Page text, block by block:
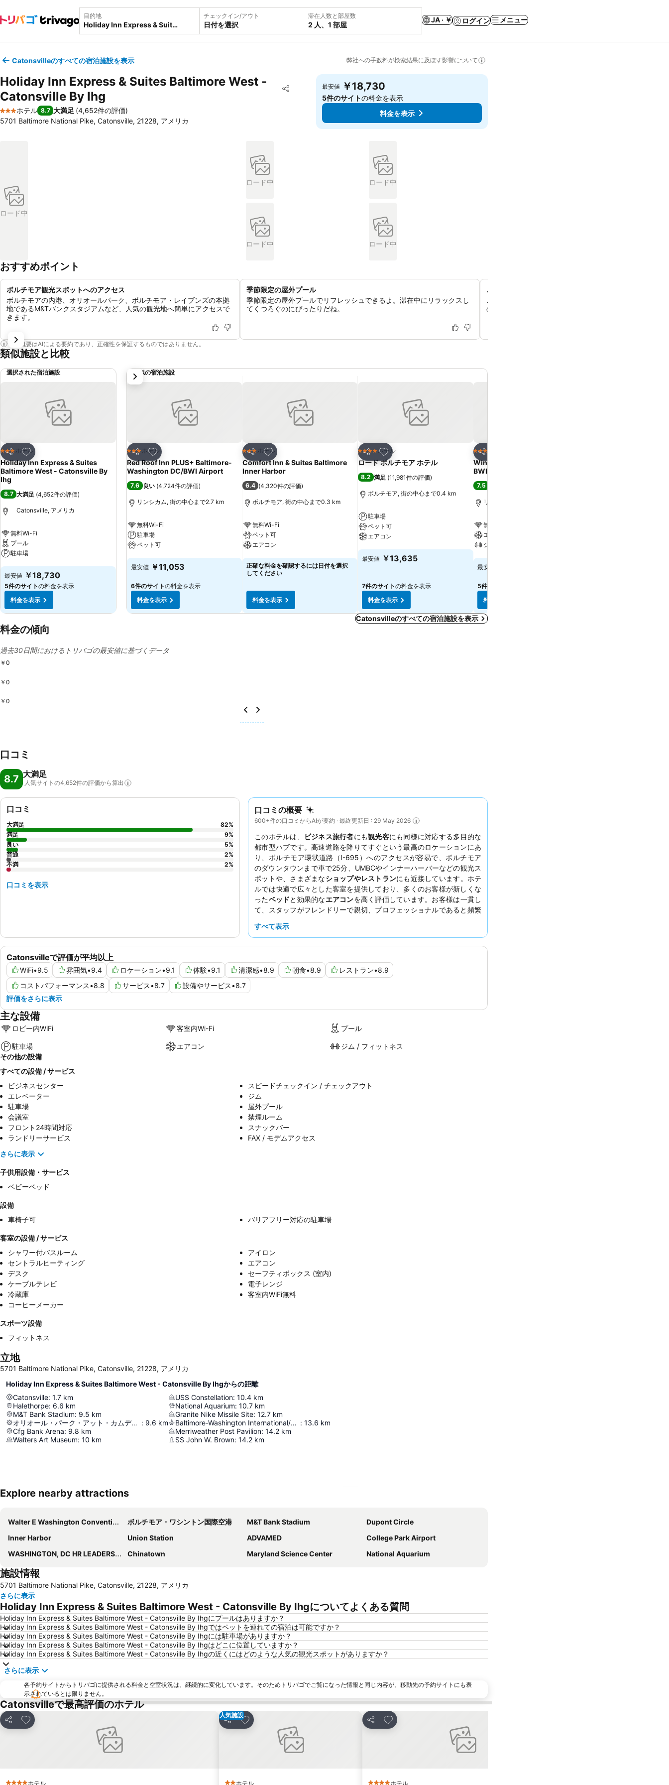
目的地 チェックイン/アウト
日付を選択
滞在人数と部屋数
2 人、1 部屋
JA · ￥ ログイン メニュー
Catonsvilleのすべての宿泊施設を表示 弊社への手数料が検索結果に及ぼす影響について
Holiday Inn Express & Suites Baltimore West -
Catonsville By Ihg
シェア
お気に入りに追加
3 ホテルのランク
ホテル 8.7 大満足 (4,652件の評価)
5701 Baltimore National Pike, Catonsville, 21228, アメリカ
最安値 ￥18,730
5件のサイトの料金を表示
料金を表示
ロード中
ロード中 ロード中
ロード中 ロード中
おすすめポイント
ボルチモア観光スポットへのアクセス
ボルチモアの内港、オリオールパーク、ボルチモア・レイブンズの本拠
地であるM&Tバンクスタジアムなど、人気の観光地へ簡単にアクセスで
きます。
季節限定の屋外プール
季節限定の屋外プールでリフレッシュできるよ。滞在中にリラックスし
てくつろぐのにぴったりだね。
ご家族でのご宿泊に最適なホテルです
ご家族でのご旅行にぴったりのファミリールームをご用
ので、お子様連れのお客様も快適にお過ごしいただけます
この概要はAIによる要約であり、正確性を保証するものではありません。
類似施設と比較
選択された宿泊施設
シェア
お気に入りに追加
3 ホテルのランク
ホテル
Holiday Inn Express & Suites
Baltimore West - Catonsville By
Ihg
8.7 大満足 (4,652件の評価)
Catonsville, アメリカ
無料Wi-Fi
プール
駐車場
料金を表示
最安値 ￥18,730
5件のサイトの料金を表示
料金を表示
類似の宿泊施設
シェア
お気に入りに追加
3 ホテルのランク
ホテル
Red Roof Inn PLUS+ Baltimore-
Washington DC/BWI Airport
7.6 良い (4,724件の評価)
リンシカム, 街の中心まで2.7 km
無料Wi-Fi
駐車場
ペット可
料金を表示
最安値 ￥11,053
6件のサイトの料金を表示
料金を表示
シェア
お気に入りに追加
3 ホテルのランク
ホテル
Comfort Inn & Suites Baltimore
Inner Harbor
6.4 (4,320件の評価)
ボルチモア, 街の中心まで0.3 km
無料Wi-Fi
ペット可
エアコン
料金を表示
正確な料金を確認するには日付を選択
してください
料金を表示
シェア
お気に入りに追加
4 ホテルのランク
ホテル
ロード ボルチモア ホテル
8.2 満足 (11,981件の評価)
ボルチモア, 街の中心まで0.4 km
駐車場
ペット可
エアコン
料金を表示
最安値 ￥13,635
7件のサイトの料金を表示
料金を表示
シェア
3 ホテルのランク
Wingate by Wyndham Baltimore
BWI Airport
7.5
リンシカム, 街の中心まで2.8 km
無料Wi-Fi
エアコン
ジム / フィットネス
料金を表示
最安値
5件のサイト
料金を表示
次
Catonsvilleのすべての宿泊施設を表示
料金の傾向
過去30日間におけるトリバゴの最安値に基づくデータ
￥0
￥0
￥0
口コミ
8.7 大満足
人気サイトの4,652件の評価から算出
口コミの概要
600+件の口コミからAIが要約 · 最終更新日 : 29 May 2026
このホテルは、 ビジネス旅行者にも観光客にも同様に対応する多目的な
都市型ハブです。高速道路を降りてすぐという最高のロケーションにあ
り、ボルチモア環状道路（I-695）へのアクセスが容易で、ボルチモア
のダウンタウンまで車で25分、UMBCやインナーハーバーなどの観光ス
ポットや、さまざまなショップやレストランにも近接しています。ホテ
ルでは快適で広々とした客室を提供しており、多くのお客様が新しくな
ったベッドと効果的なエアコンを高く評価しています。お客様は一貫し
て、スタッフがフレンドリーで親切、プロフェッショナルであると頻繁
類が豊富で量も多く、期待を上回ることが多いと評価されています。よ
すべて表示
Catonsvilleで評価が平均以上
WiFi•9.5 雰囲気•9.4 ロケーション•9.1 体験•9.1 清潔感•8.9 朝食•8.9 レストラン•8.9
コストパフォーマンス•8.8 サービス•8.7 設備やサービス•8.7
評価をさらに表示
口コミ
大満足 82%
満足
9%
良い
5%
普通
2%
不満
2%
口コミを表示
主な設備
ロビー内WiFi 客室内Wi-Fi プール
駐車場 エアコン
ジム / フィットネス
その他の設備
すべての設備 / サービス
ビジネスセンター
スピードチェックイン / チェックアウト
エレベーター
ジム
駐車場
屋外プール
会議室
禁煙ルーム
フロント24時間対応
スナックバー
ランドリーサービス
FAX / モデムアクセス
さらに表示
子供用設備・サービス
ベビーベッド
設備
車椅子可
バリアフリー対応の駐車場
客室の設備 / サービス
シャワー付バスルーム
アイロン
セントラルヒーティング
エアコン
デスク
セーフティボックス (室内)
ケーブルテレビ
電子レンジ
冷蔵庫
客室内WiFi無料
コーヒーメーカー
スポーツ設備
フィットネス
立地
5701 Baltimore National Pike, Catonsville, 21228, アメリカ
Holiday Inn Express & Suites Baltimore West - Catonsville By Ihgからの距離
Catonsville: 1.7 km
Halethorpe: 6.6 km
M&T Bank Stadium: 9.5 km
オリオール・パーク・アット・カムデン・ヤーズ : 9.6 km
Cfg Bank Arena: 9.8 km
Walters Art Museum: 10 km
USS Constellation: 10.4 km
National Aquarium: 10.7 km
Granite Nike Missile Site: 12.7 km
Baltimore-Washington International/Thurgood Marshall Airport : 13.6 km
Merriweather Post Pavilion: 14.2 km
SS John W. Brown: 14.2 km
Explore nearby attractions
Walter E Washington Convention Center ボルチモア・ワシントン国際空港 M&T Bank Stadium
Dupont Circle
Inner Harbor
Union Station ADVAMED
College Park Airport
WASHINGTON, DC HR LEADERSHIP SUMMIT
Chinatown Maryland Science Center National Aquarium
施設情報
5701 Baltimore National Pike, Catonsville, 21228, アメリカ
さらに表示
Holiday Inn Express & Suites Baltimore West - Catonsville By Ihgについてよくある質問
Holiday Inn Express & Suites Baltimore West - Catonsville By Ihgにプールはありますか？
Holiday Inn Express & Suites Baltimore West - Catonsville By Ihgではペットを連れての宿泊は可能ですか？
Holiday Inn Express & Suites Baltimore West - Catonsville By Ihgには駐車場がありますか？
Holiday Inn Express & Suites Baltimore West - Catonsville By Ihgはどこに位置していますか？
Holiday Inn Express & Suites Baltimore West - Catonsville By Ihgの近くにはどのような人気の観光スポットがありますか？
さらに表示
各予約サイトからトリバゴに提供される料金と空室状況は、継続的に変化しています。そのためトリバゴでご覧になった情報と同じ内容が、移動先の予約サイトにも表
示されているとは限りません。
Catonsvilleで最高評価のホテル
シェア
お気に入りに追加
ホテル
人気施設
シェア
お気に入りに追加
ホテル
シェア
お気に入りに追加
ホテル